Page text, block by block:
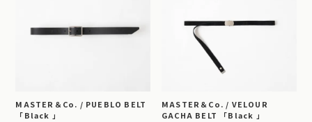
MASTER＆Co. / PUEBLO BELT
「Black 」
MASTER＆Co. / VELOUR
GACHA BELT 「Black 」